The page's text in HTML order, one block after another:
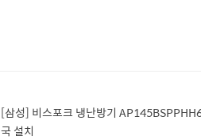
[삼성] 비스포크 냉난방기
국 설치